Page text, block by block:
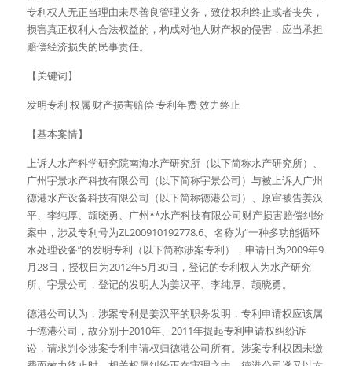
专利权人无正当理由未尽善良管理义务，致使权利终止或者丧失，
损害真正权利人合法权益的，构成对他人财产权的侵害，应当承担
赔偿经济损失的民事责任。
【关键词】
发明专利 权属 财产损害赔偿 专利年费 效力终止
【基本案情】
上诉人水产科学研究院南海水产研究所（以下简称水产研究所）、
广州宇景水产科技有限公司（以下简称宇景公司）与被上诉人广州
德港水产设备科技有限公司（以下简称德港公司）、原审被告姜汉
平、李纯厚、颉晓勇、广州**水产科技有限公司财产损害赔偿纠纷
案中，涉及专利号为ZL200910192778.6、名称为“一种多功能循环
水处理设备”的发明专利（以下简称涉案专利），申请日为2009年9
月28日，授权日为2012年5月30日，登记的专利权人为水产研究
所、宇景公司，登记的发明人为姜汉平、李纯厚、颉晓勇。
德港公司认为，涉案专利是姜汉平的职务发明，专利申请权应该属
于德港公司，故分别于2010年、2011年提起专利申请权纠纷诉
讼，请求判令涉案专利申请权归德港公司所有。涉案专利权因未缴